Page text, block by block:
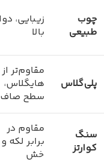
چوب
طبیعی
زیبایی،
بالا
پلی‌گلاس
مقاوم‌تر از
هایگلاس،
سطح صاف
سنگ
کوارتز
مقاوم در
برابر لکه و
خش